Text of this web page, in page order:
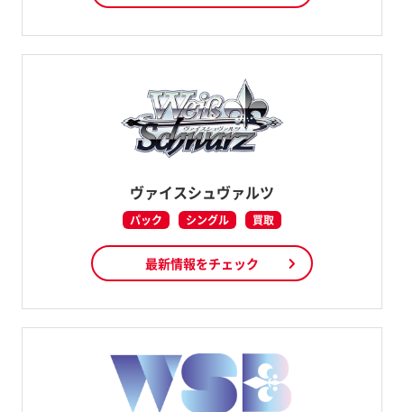
ヴァイスシュヴァルツ
パック シングル 買取
最新情報をチェック